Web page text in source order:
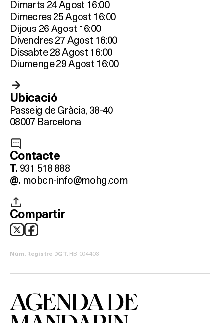
Dimarts 24 Agost 16:00
Dimecres 25 Agost 16:00
Dijous 26 Agost 16:00
Divendres 27 Agost 16:00
Dissabte 28 Agost 16:00
Diumenge 29 Agost 16:00
Ubicació
Passeig de Gràcia, 38-40
08007 Barcelona
Contacte
T. 931 518 888
@. mobcn-info@mohg.com
Compartir
Núm. Registre DGT. HB-004403
AGENDA DE